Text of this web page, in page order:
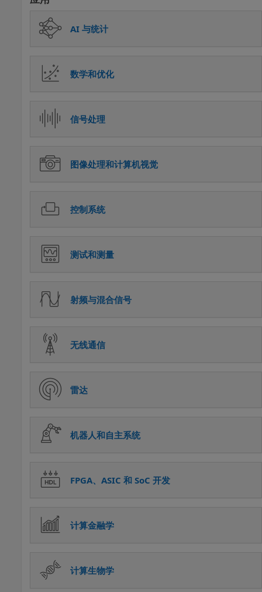
AI 与统计
数学和优化
信号处理
图像处理和计算机视觉
控制系统
测试和测量
射频与混合信号
无线通信
雷达
机器人和自主系统
FPGA、ASIC 和 SoC 开发
计算金融学
计算生物学